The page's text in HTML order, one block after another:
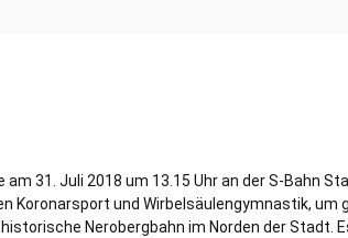
31. Juli 2018 um 13.15 Uhr an der S-Bahn
Koronarsport und Wirbelsäulengymnastik, um
Nerobergbahn im Norden der Stadt.